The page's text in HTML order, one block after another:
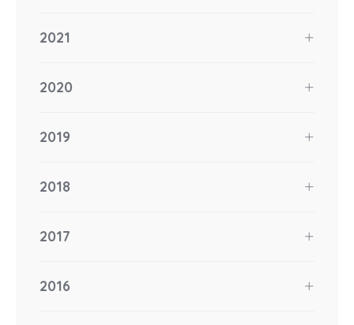
2021
2020
2019
2018
2017
2016